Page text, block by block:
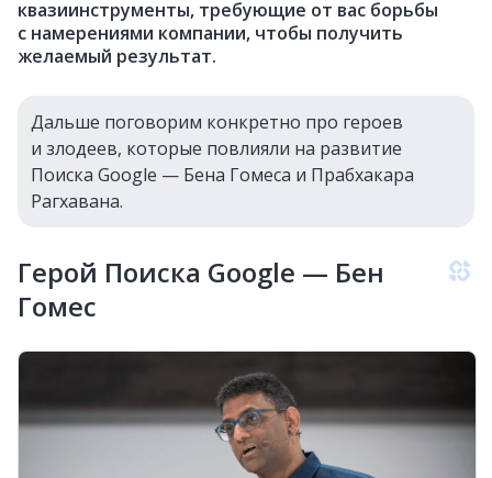
квазиинструменты, требующие от вас борьбы
с намерениями компании, чтобы получить
желаемый результат.
Дальше поговорим конкретно про героев
и злодеев, которые повлияли на развитие
Поиска Google — Бена Гомеса и Прабхакара
Рагхавана.
Герой Поиска Google — Бен
Гомес